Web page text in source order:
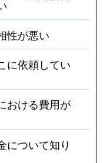
性が悪い
に依頼してい
おける費用が
について知り